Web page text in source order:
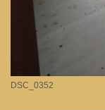
DSC_0352